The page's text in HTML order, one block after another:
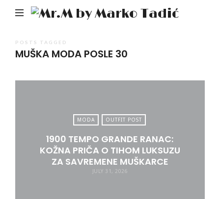
Mr.M
POSTS TAGGED
MUŠKA MODA POSLE 30
MODA OUTFIT POST
1900 TEMPO GRANDE RANAC:
KOŽNA PRIČA O TIHOM LUKSUZU
ZA SAVREMENE MUŠKARCE
JULY 31, 2026